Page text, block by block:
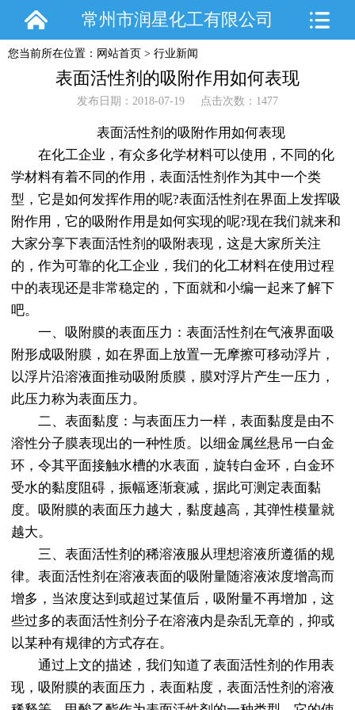
常州市润星化工有限公司
您当前所在位置： 网站首页 > 行业新闻
表面活性剂的吸附作用如何表现
发布日期：2018-07-19 点击次数：1477
表面活性剂的吸附作用如何表现
在化工企业，有众多化学材料可以使用，不同的化
学材料有着不同的作用，表面活性剂作为其中一个类
型，它是如何发挥作用的呢?表面活性剂在界面上发挥吸
附作用，它的吸附作用是如何实现的呢?现在我们就来和
大家分享下表面活性剂的吸附表现，这是大家所关注
的，作为可靠的化工企业，我们的化工材料在使用过程
中的表现还是非常稳定的，下面就和小编一起来了解下
吧。
一、吸附膜的表面压力：表面活性剂在气液界面吸
附形成吸附膜，如在界面上放置一无摩擦可移动浮片，
以浮片沿溶液面推动吸附质膜，膜对浮片产生一压力，
此压力称为表面压力。
二、表面黏度：与表面压力一样，表面黏度是由不
溶性分子膜表现出的一种性质。以细金属丝悬吊一白金
环，令其平面接触水槽的水表面，旋转白金环，白金环
受水的黏度阻碍，振幅逐渐衰减，据此可测定表面黏
度。吸附膜的表面压力越大，黏度越高，其弹性模量就
越大。
三、表面活性剂的稀溶液服从理想溶液所遵循的规
律。表面活性剂在溶液表面的吸附量随溶液浓度增高而
增多，当浓度达到或超过某值后，吸附量不再增加，这
些过多的表面活性剂分子在溶液内是杂乱无章的，抑或
以某种有规律的方式存在。
通过上文的描述，我们知道了表面活性剂的作用表
现，吸附膜的表面压力，表面粘度，表面活性剂的溶液